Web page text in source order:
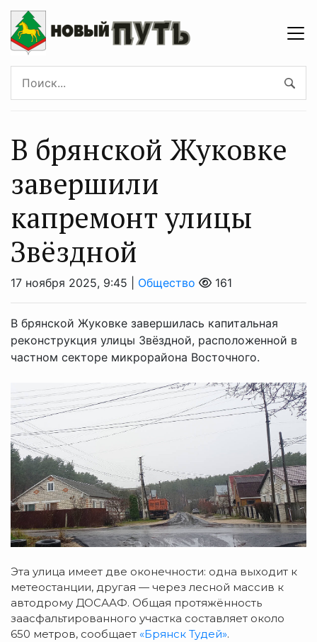
В брянской Жуковке
завершили
капремонт улицы
Звёздной
17 ноября 2025, 9:45 | Общество 161
В брянской Жуковке завершилась капитальная
реконструкция улицы Звёздной, расположенной в
частном секторе микрорайона Восточного.
Эта улица имеет две оконечности: одна выходит к
метеостанции, другая — через лесной массив к
автодрому ДОСААФ. Общая протяжённость
заасфальтированного участка составляет около
650 метров, сообщает «Брянск Тудей».